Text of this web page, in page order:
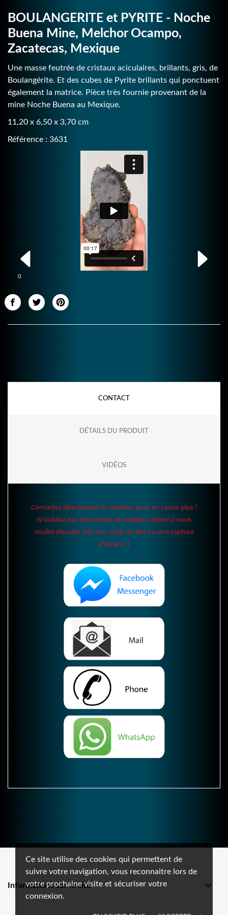
Ce site utilise des cookies qui permettent de
suivre votre navigation, vous reconnaitre lors de
votre prochaine visite et sécuriser votre
connexion.
BOULANGERITE et PYRITE - Noche
Buena Mine, Melchor Ocampo,
Zacatecas, Mexique
Une masse feutrée de cristaux aciculaires, brillants, gris, de
Boulangérite. Et des cubes de Pyrite brillants qui ponctuent
également la matrice. Pièce très fournie provenant de la
mine Noche Buena au Mexique.
11,20 x 6,50 x 3,70 cm
Référence : 3631
0
CONTACT
DÉTAILS DU PRODUIT
VIDÉOS
Contactez directement le vendeur pour en savoir plus !
N'oubliez pas de préciser de quelle(s) pièce(s) vous
voulez discuter (via une copie du lien ou une capture
d'écran) :)
Informations sur le site 